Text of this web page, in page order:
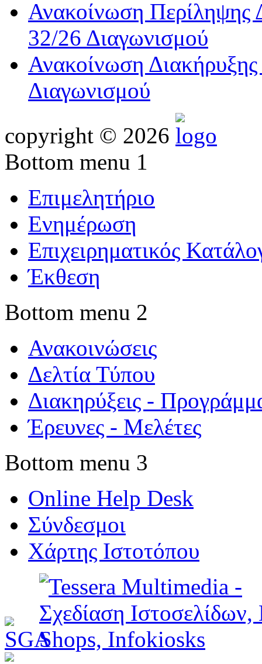
Ανακοίνωση Περίληψης
32/26 Διαγωνισμού
Ανακοίνωση
Διαγωνισμού
copyright © 2026
Bottom menu 1
Επιμελητήριο
Ενημέρωση
Επιχειρηματικός
Έκθεση
Bottom menu 2
Ανακοινώσεις
Δελτία Τύπου
Διακηρύξεις -
Έρευνες - Μελέτες
Bottom menu 3
Online Help Desk
Σύνδεσμοι
Χάρτης Ιστοτόπου